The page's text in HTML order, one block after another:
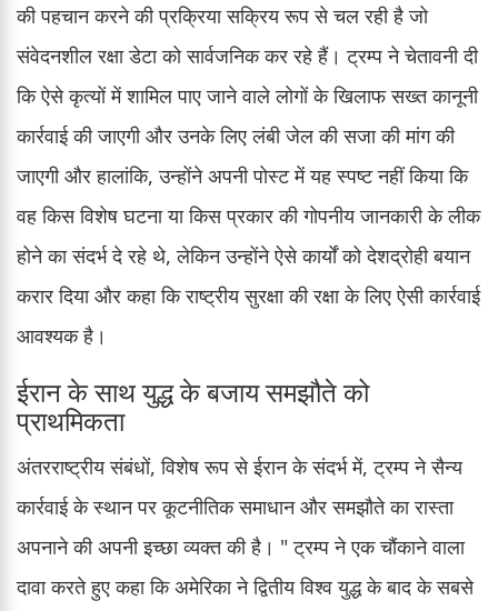
की पहचान करने की प्रक्रिया सक्रिय रूप से चल रही है जो
संवेदनशील रक्षा डेटा को सार्वजनिक कर रहे हैं। ट्रम्प ने चेतावनी दी
कि ऐसे कृत्यों में शामिल पाए जाने वाले लोगों के खिलाफ सख्त कानूनी
कार्रवाई की जाएगी और उनके लिए लंबी जेल की सजा की मांग की
जाएगी और हालांकि, उन्होंने अपनी पोस्ट में यह स्पष्ट नहीं किया कि
वह किस विशेष घटना या किस प्रकार की गोपनीय जानकारी के लीक
होने का संदर्भ दे रहे थे, लेकिन उन्होंने ऐसे कार्यों को देशद्रोही बयान
करार दिया और कहा कि राष्ट्रीय सुरक्षा की रक्षा के लिए ऐसी कार्रवाई
आवश्यक है।
ईरान के साथ युद्ध के बजाय समझौते को
प्राथमिकता
अंतरराष्ट्रीय संबंधों, विशेष रूप से ईरान के संदर्भ में, ट्रम्प ने सैन्य
कार्रवाई के स्थान पर कूटनीतिक समाधान और समझौते का रास्ता
अपनाने की अपनी इच्छा व्यक्त की है। " ट्रम्प ने एक चौंकाने वाला
दावा करते हुए कहा कि अमेरिका ने द्वितीय विश्व युद्ध के बाद के सबसे